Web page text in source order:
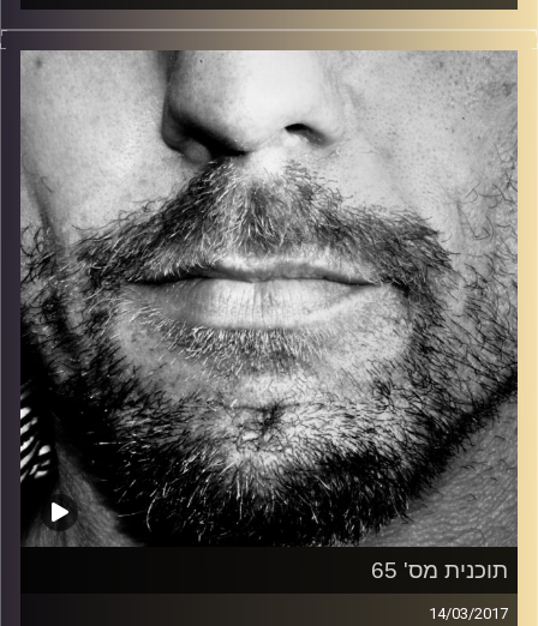
זיפים, מוזיקה מחוספסת של הופעות חיות. הרבה ג'אם, רוק,
בלוז, bluegrass, ג'אז, Fאנק, פרוגרסיב ואפילו אלקטרוניקה.
כל מה שחי, אמיתי ונושם.
עם שמוליק רגב.
קרדיט תמונות: David Goehring
תוכנית מס' 65
14/03/2017